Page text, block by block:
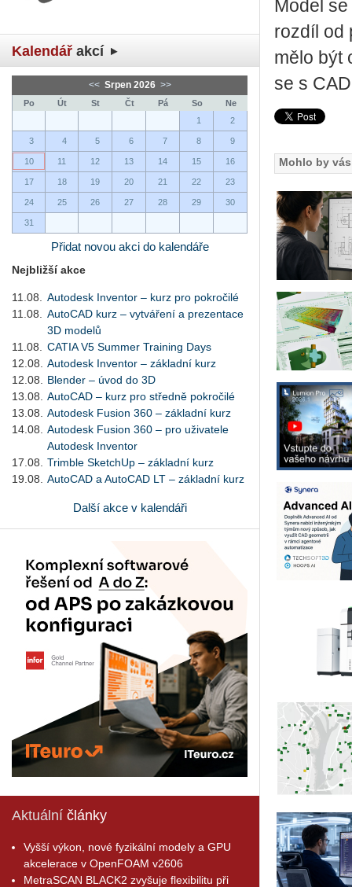
Kalendář akcí
<< Srpen 2026 >>
Po Út St Čt Pá So
Ne
1
2
3 4 5 6 7 8 9
10 11 12 13 14 15 16
17 18 19 20 21 22 23
24 25 26 27 28 29 30
31
Přidat novou akci do kalendáře
Nejbližší akce
11.08.
Autodesk Inventor – kurz pro pokročilé
11.08.
AutoCAD kurz – vytváření a prezentace
3D modelů
11.08.
CATIA V5 Summer Training Days
12.08.
Autodesk Inventor – základní kurz
12.08.
Blender – úvod do 3D
13.08.
AutoCAD – kurz pro středně pokročilé
13.08.
Autodesk Fusion 360 – základní kurz
14.08.
Autodesk Fusion 360 – pro uživatele
Autodesk Inventor
17.08.
Trimble SketchUp – základní kurz
19.08.
AutoCAD a AutoCAD LT – základní kurz
Další akce v kalendáři
Aktuální články
Vyšší výkon, nové fyzikální modely a GPU
akcelerace v OpenFOAM v2606
MetraSCAN BLACK2 zvyšuje flexibilitu při
Model
rozdíl od
mělo být
se s
Mohlo by